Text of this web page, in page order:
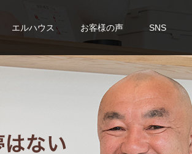
エルハウス お客様の声 SNS